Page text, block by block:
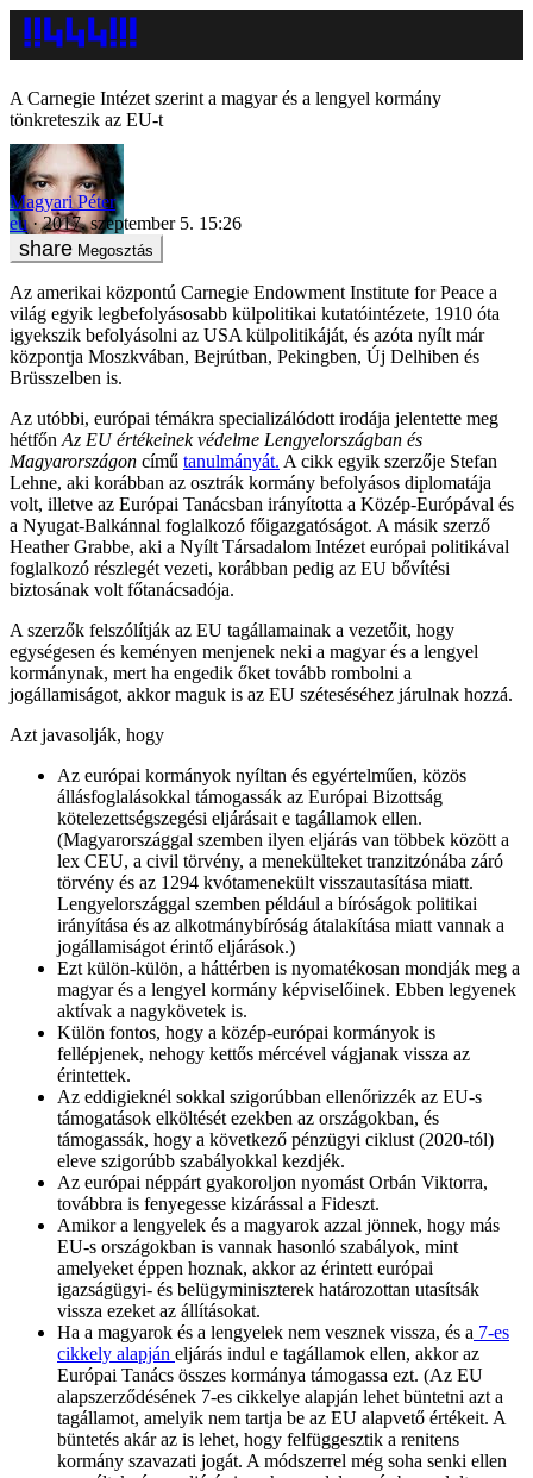
A Carnegie Intézet szerint a magyar és a lengyel kormány
tönkreteszik az EU-t
Magyari Péter
eu
2017. szeptember 5. 15:26
Megosztás
Az amerikai központú Carnegie Endowment Institute for Peace a
világ egyik legbefolyásosabb külpolitikai kutatóintézete, 1910 óta
igyekszik befolyásolni az USA külpolitikáját, és azóta nyílt már
központja Moszkvában, Bejrútban, Pekingben, Új Delhiben és
Brüsszelben is.
Az utóbbi, európai témákra specializálódott irodája jelentette meg
hétfőn Az EU értékeinek védelme Lengyelországban és
Magyarországon című tanulmányát. A cikk egyik szerzője Stefan
Lehne, aki korábban az osztrák kormány befolyásos diplomatája
volt, illetve az Európai Tanácsban irányította a Közép-Európával és
a Nyugat-Balkánnal foglalkozó főigazgatóságot. A másik szerző
Heather Grabbe, aki a Nyílt Társadalom Intézet európai politikával
foglalkozó részlegét vezeti, korábban pedig az EU bővítési
biztosának volt főtanácsadója.
A szerzők felszólítják az EU tagállamainak a vezetőit, hogy
egységesen és keményen menjenek neki a magyar és a lengyel
kormánynak, mert ha engedik őket tovább rombolni a
jogállamiságot, akkor maguk is az EU széteséséhez járulnak hozzá.
Azt javasolják, hogy
Az európai kormányok nyíltan és egyértelműen, közös
állásfoglalásokkal támogassák az Európai Bizottság
kötelezettségszegési eljárásait e tagállamok ellen.
(Magyarországgal szemben ilyen eljárás van többek között a
lex CEU, a civil törvény, a menekülteket tranzitzónába záró
törvény és az 1294 kvótamenekült visszautasítása miatt.
Lengyelországgal szemben például a bíróságok politikai
irányítása és az alkotmánybíróság átalakítása miatt vannak a
jogállamiságot érintő eljárások.)
Ezt külön-külön, a háttérben is nyomatékosan mondják meg a
magyar és a lengyel kormány képviselőinek. Ebben legyenek
aktívak a nagykövetek is.
Külön fontos, hogy a közép-európai kormányok is
fellépjenek, nehogy kettős mércével vágjanak vissza az
érintettek.
Az eddigieknél sokkal szigorúbban ellenőrizzék az EU-s
támogatások elköltését ezekben az országokban, és
támogassák, hogy a következő pénzügyi ciklust (2020-tól)
eleve szigorúbb szabályokkal kezdjék.
Az európai néppárt gyakoroljon nyomást Orbán Viktorra,
továbbra is fenyegesse kizárással a Fideszt.
Amikor a lengyelek és a magyarok azzal jönnek, hogy más
EU-s országokban is vannak hasonló szabályok, mint
amelyeket éppen hoznak, akkor az érintett európai
igazságügyi- és belügyminiszterek határozottan utasítsák
vissza ezeket az állításokat.
Ha a magyarok és a lengyelek nem vesznek vissza, és a 7-es
cikkely alapján eljárás indul e tagállamok ellen, akkor az
Európai Tanács összes kormánya támogassa ezt. (Az EU
alapszerződésének 7-es cikkelye alapján lehet büntetni azt a
tagállamot, amelyik nem tartja be az EU alapvető értékeit. A
büntetés akár az is lehet, hogy felfüggesztik a renitens
kormány szavazati jogát. A módszerrel még soha senki ellen